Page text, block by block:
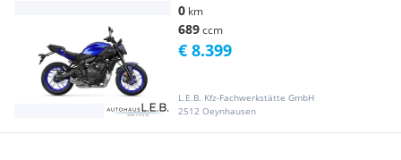
0 km
689ccm
L.E.B. Kfz-Fachwerkstätte GmbH
2512 Oeynhausen
€ 8.399